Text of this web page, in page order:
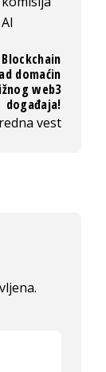
AI
domaćin
web3
događaja!
vest